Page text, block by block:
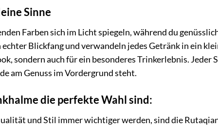
Sinne
Farben sich im Licht spiegeln, während du
echter Blickfang und verwandeln jedes Getränk in ein
sondern auch für ein besonderes Trinkerlebnis. Jeder
am Genuss im Vordergrund steht.
die perfekte Wahl sind:
und Stil immer wichtiger werden, sind die